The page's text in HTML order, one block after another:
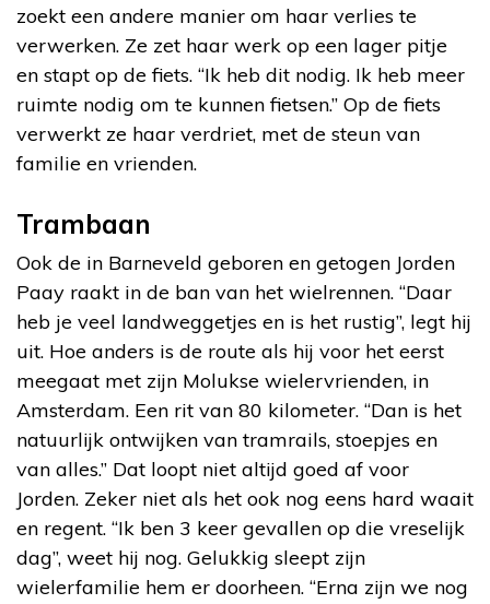
zoekt een andere manier om haar verlies te
verwerken. Ze zet haar werk op een lager pitje
en stapt op de fiets. “Ik heb dit nodig. Ik heb meer
ruimte nodig om te kunnen fietsen.” Op de fiets
verwerkt ze haar verdriet, met de steun van
familie en vrienden.
Trambaan
Ook de in Barneveld geboren en getogen Jorden
Paay raakt in de ban van het wielrennen. “Daar
heb je veel landweggetjes en is het rustig”, legt hij
uit. Hoe anders is de route als hij voor het eerst
meegaat met zijn Molukse wielervrienden, in
Amsterdam. Een rit van 80 kilometer. “Dan is het
natuurlijk ontwijken van tramrails, stoepjes en
van alles.” Dat loopt niet altijd goed af voor
Jorden. Zeker niet als het ook nog eens hard waait
en regent. “Ik ben 3 keer gevallen op die vreselijk
dag”, weet hij nog. Gelukkig sleept zijn
wielerfamilie hem er doorheen. “Erna zijn we nog